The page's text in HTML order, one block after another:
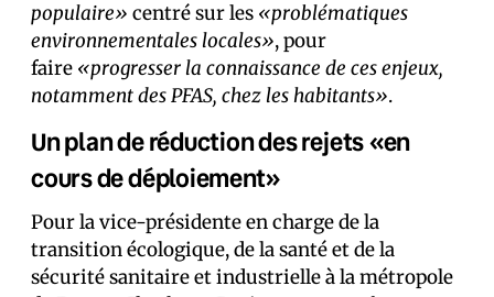
populaire» centré sur les «problématiques
environnementales locales», pour
faire «progresser la connaissance de ces enjeux,
notamment des PFAS, chez les habitants».
Un plan de réduction des rejets «en
cours de déploiement»
Pour la vice-présidente en charge de la
transition écologique, de la santé et de la
sécurité sanitaire et industrielle à la métropole